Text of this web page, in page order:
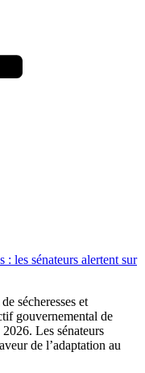
: les sénateurs alertent sur
sécheresses et
gouvernemental de
Les sénateurs
de l’adaptation au